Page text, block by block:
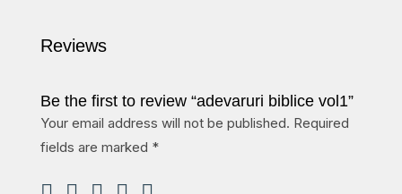
Reviews
Be the first to review “adevaruri biblice vol1”
Your email address will not be published. Required
fields are marked *